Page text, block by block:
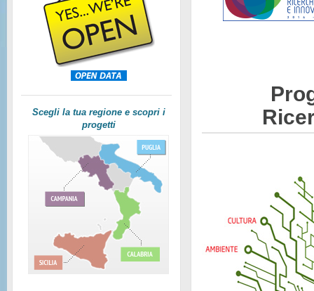
Scegli la tua regione e scopri i
progetti